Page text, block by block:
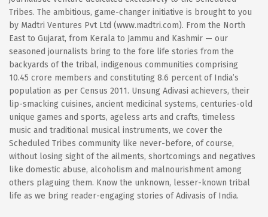
Tribes. The ambitious, game-changer initiative is brought to you
by Madtri Ventures Pvt Ltd (www.madtri.com). From the North
East to Gujarat, from Kerala to Jammu and Kashmir — our
seasoned journalists bring to the fore life stories from the
backyards of the tribal, indigenous communities comprising
10.45 crore members and constituting 8.6 percent of India’s
population as per Census 2011. Unsung Adivasi achievers, their
lip-smacking cuisines, ancient medicinal systems, centuries-old
unique games and sports, ageless arts and crafts, timeless
music and traditional musical instruments, we cover the
Scheduled Tribes community like never-before, of course,
without losing sight of the ailments, shortcomings and negatives
like domestic abuse, alcoholism and malnourishment among
others plaguing them. Know the unknown, lesser-known tribal
life as we bring reader-engaging stories of Adivasis of India.